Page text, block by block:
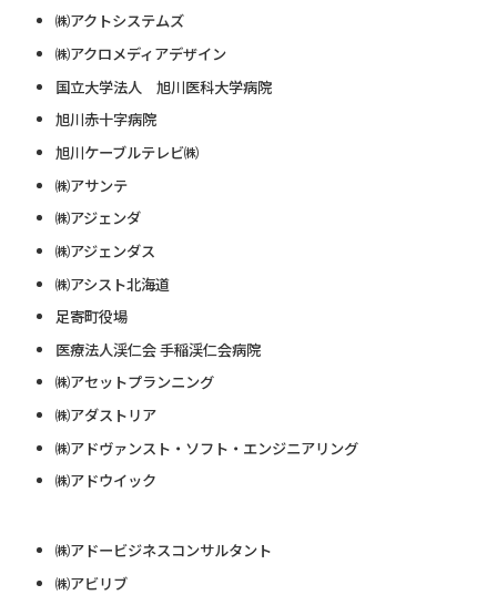
㈱アクトシステムズ
㈱アクロメディアデザイン
国立大学法人 旭川医科大学病院
旭川赤十字病院
旭川ケーブルテレビ㈱
㈱アサンテ
㈱アジェンダ
㈱アジェンダス
㈱アシスト北海道
足寄町役場
医療法人渓仁会 手稲渓仁会病院
㈱アセットプランニング
㈱アダストリア
㈱アドヴァンスト・ソフト・エンジニアリング
㈱アドウイック
㈱アドービジネスコンサルタント
㈱アビリブ